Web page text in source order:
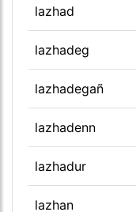
lazhad
lazhadeg
lazhadegañ
lazhadenn
lazhadur
lazhan